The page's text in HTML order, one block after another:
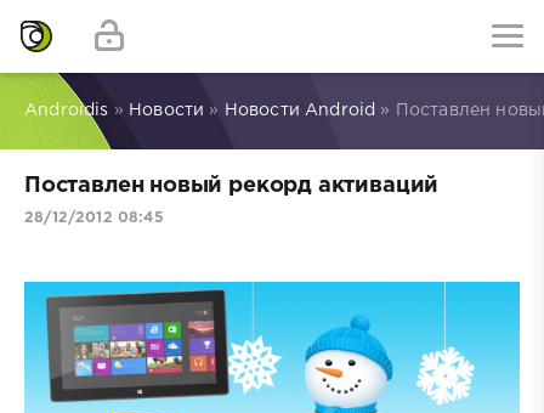
Androidis » Новости » Новости Android » Поставлен
Поставлен новый рекорд активаций
28/12/2012 08:45